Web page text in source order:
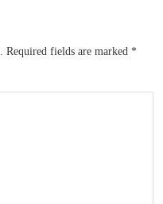
Required fields are marked *